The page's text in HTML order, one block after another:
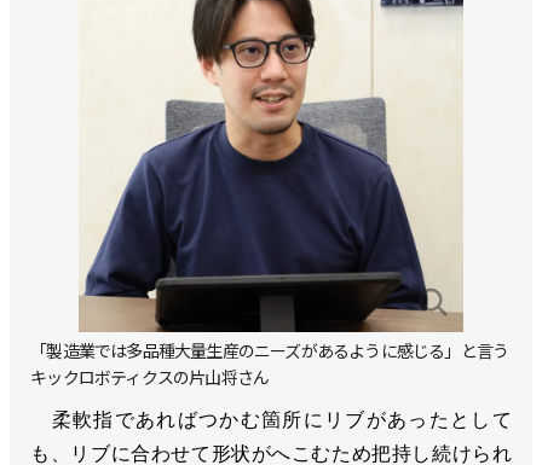
「製造業では多品種大量生産のニーズがあるように感じる」と言う
キックロボティクスの片山将さん
柔軟指であればつかむ箇所にリブがあったとして
も、リブに合わせて形状がへこむため把持し続けられ